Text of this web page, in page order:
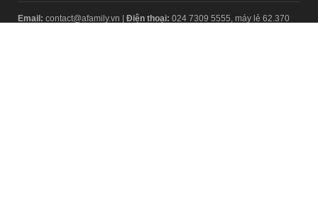
Email: contact@afamily.vn | Điện thoại: 024 7309 5555, máy lẻ 62.370